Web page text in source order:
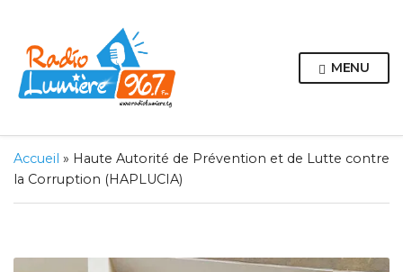
MENU
Accueil » Haute Autorité de Prévention et de Lutte contre
la Corruption (HAPLUCIA)